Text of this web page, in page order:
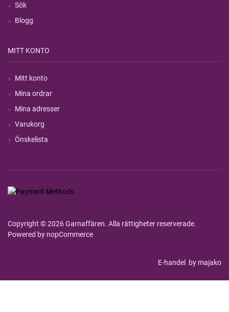
Sök
Blogg
MITT KONTO
Mitt konto
Mina ordrar
Mina adresser
Varukorg
Önskelista
Copyright © 2026 Garnaffären. Alla rättigheter reserverade.
Powered by nopCommerce
E-handel by majako